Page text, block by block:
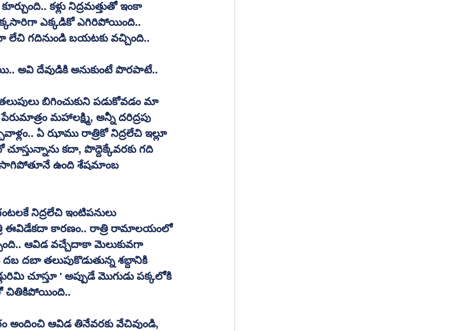
కళ్లు నిద్రమత్తుతో ఇంకా
ఒక్కసారిగా ఎక్కడికో ఎగిరిపోయింది..
లేచి గదినుండి బయటకు వచ్చింది..
అవి దేవుడికి అనుకుంటే పొరపాటే..
బిగించుకుని పడుకోవడం మా
మహాలక్ష్మి, అన్నీ దరిద్రపు
ఏ ఝాము రాత్రికో నిద్రలేచి ఇల్లూ
కదా, పొద్దెక్కేవరకు గది
సాగిపోతూనే ఉంది శేషమాంబ
నిద్రలేచి ఇంటిపనులు
ఈవిడేకదా కారణం.. రాత్రి రామాలయంలో
ఆవిడ వచ్చేదాకా మెలుకువగా
దబా తలుపుకొడుతున్న శబ్దానికి
చూస్తూ ' అప్పుడే మొగుడు పక్కలోకి
చితికిపోయింది..
అందించి ఆవిడ తినేవరకు వేచివుండి,